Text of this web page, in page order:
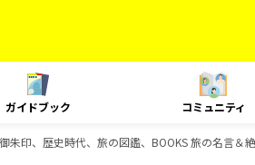
ガイドブック コミュニティ
印、歴史時代、旅の図鑑、BOOKS 旅の名言＆